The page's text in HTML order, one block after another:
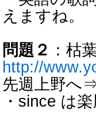
えますね。
問題２ ：枯
http://
先週上野へ
・since は